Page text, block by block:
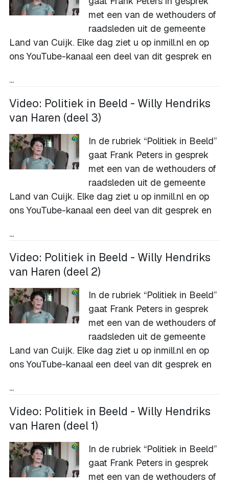
met een van de wethouders of
raadsleden uit de gemeente
Land van Cuijk. Elke dag ziet u op inmill.nl en op
onsYouTube-kanaal een deel van dit gesprek en
...
Video: Politiek in Beeld - Willy Hendriks
van Haren (deel 3)
In de rubriek “Politiek in Beeld”
gaat Frank Peters in gesprek
met een van de wethouders of
raadsleden uit de gemeente
Land van Cuijk. Elke dag ziet u op inmill.nl en op
onsYouTube-kanaal een deel van dit gesprek en
...
Video: Politiek in Beeld - Willy Hendriks
van Haren (deel 2)
In de rubriek “Politiek in Beeld”
gaat Frank Peters in gesprek
met een van de wethouders of
raadsleden uit de gemeente
Land van Cuijk. Elke dag ziet u op inmill.nl en op
onsYouTube-kanaal een deel van dit gesprek en
...
Video: Politiek in Beeld - Willy Hendriks
van Haren (deel 1)
In de rubriek “Politiek in Beeld”
gaat Frank Peters in gesprek
met een van de wethouders of